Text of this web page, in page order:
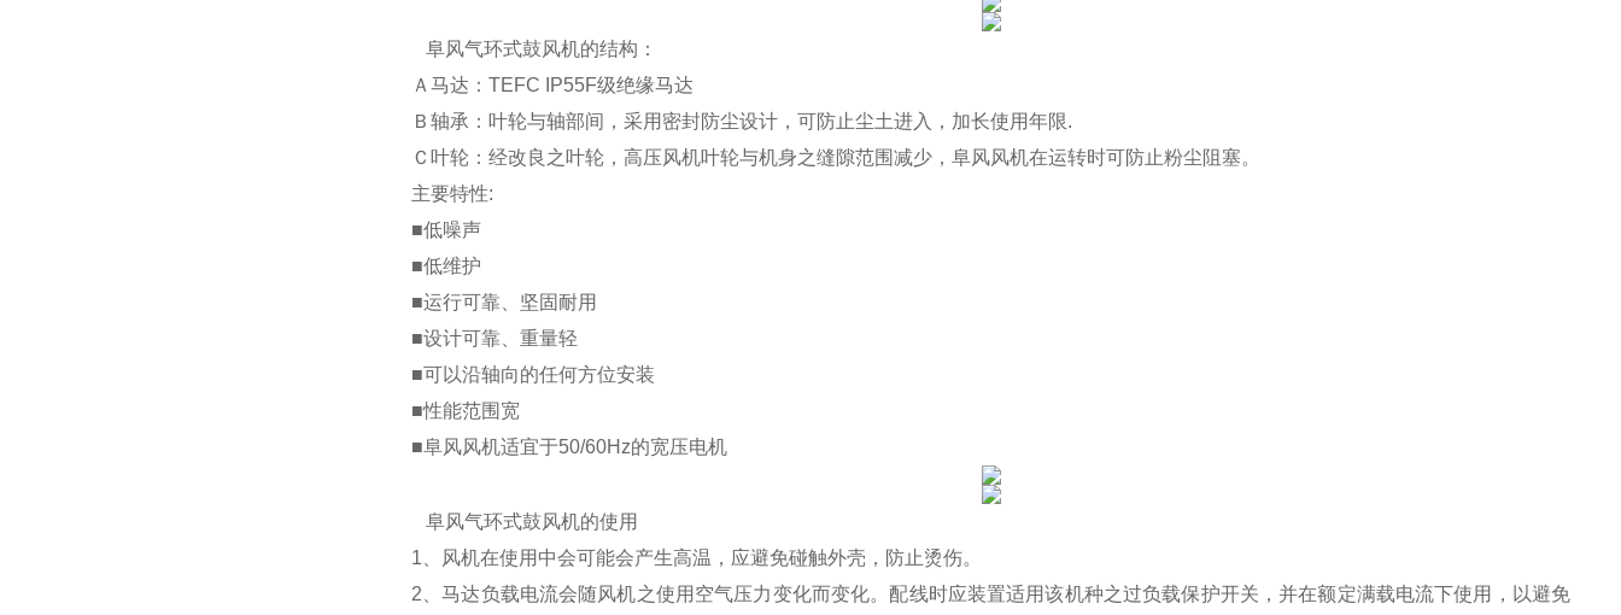
阜风气环式鼓风机的结构：
Ａ马达：TEFC IP55F级绝缘马达
Ｂ轴承：叶轮与轴部间，采用密封防尘设计，可防止尘土进入，加长使用年限.
Ｃ叶轮：经改良之叶轮，高压风机叶轮与机身之缝隙范围减少，阜风风机在运转时可防止粉尘阻塞。
主要特性:
■低噪声
■低维护
■运行可靠、坚固耐用
■设计可靠、重量轻
■可以沿轴向的任何方位安装
■性能范围宽
■阜风风机适宜于50/60Hz的宽压电机
阜风气环式鼓风机的使用
1、风机在使用中会可能会产生高温，应避免碰触外壳，防止烫伤。
2、马达负载电流会随风机之使用空气压力变化而变化。配线时应装置适用该机种之过负载保护开关，并在额定满载电流下使用，以避免